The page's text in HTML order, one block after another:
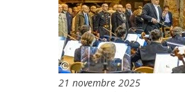
21 novembre 2025